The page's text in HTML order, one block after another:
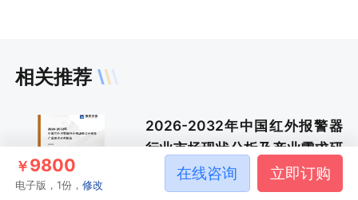
相关推荐
2026-2032年中国红外报警器
行业市场现状分析及产业需求研
判报告
红外报警器
￥9800
电子版，1份，修改
在线咨询 立即订购